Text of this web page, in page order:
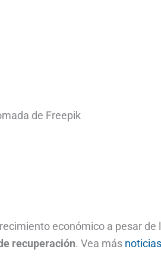
de Freepik
económico a pesar de
recuperación. Vea más noticias